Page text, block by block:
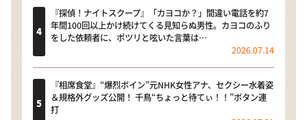
『探偵！ナイトスクープ』「カヨコか？」間違い電話を約7
年間100回以上かけ続けてくる見知らぬ男性。カヨコのふり
をした依頼者に、ポツリと呟いた言葉は…
2026.07.14
『相席食堂』“爆烈ボイン”元NHK女性アナ、セクシー水着姿
＆規格外グッズ公開！ 千鳥“ちょっと待てぃ！！”ボタン連
打